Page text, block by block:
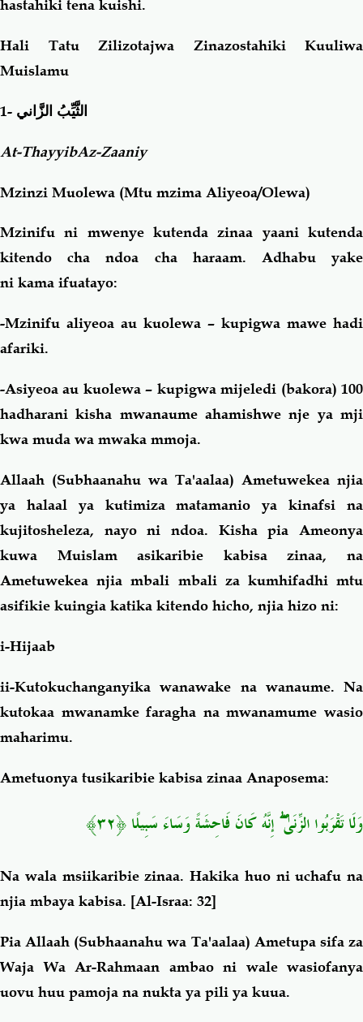
hastahiki tena kuishi.
Hali Tatu Zilizotajwa Zinazostahiki Kuuliwa
Muislamu
1- الثَّيِّبُ الزَّاني
At-ThayyibAz-Zaaniy
Mzinzi Muolewa (Mtu mzima Aliyeoa/Olewa)
Mzinifu ni mwenye kutenda zinaa yaani kutenda
kitendo cha ndoa cha haraam. Adhabu yake
ni kama ifuatayo:
-Mzinifu aliyeoa au kuolewa – kupigwa mawe hadi
afariki.
-Asiyeoa au kuolewa – kupigwa mijeledi (bakora) 100
hadharani kisha mwanaume ahamishwe nje ya mji
kwa muda wa mwaka mmoja.
Allaah (Subhaanahu wa Ta'aalaa) Ametuwekea njia
ya halaal ya kutimiza matamanio ya kinafsi na
kujitosheleza, nayo ni ndoa. Kisha pia Ameonya
kuwa Muislam asikaribie kabisa zinaa, na
Ametuwekea njia mbali mbali za kumhifadhi mtu
asifikie kuingia katika kitendo hicho, njia hizo ni:
i-Hijaab
ii-Kutokuchanganyika wanawake na wanaume. Na
kutokaa mwanamke faragha na mwanamume wasio
maharimu.
Ametuonya tusikaribie kabisa zinaa Anaposema:
وَلَا تَقْرَبُوا الزِّنَىٰ ۖ إِنَّهُ كَانَ فَاحِشَةً وَسَاءَ سَبِيلًا ﴿٣٢﴾
Na wala msiikaribie zinaa. Hakika huo ni uchafu na
njia mbaya kabisa. [Al-Israa: 32]
Pia Allaah (Subhaanahu wa Ta'aalaa) Ametupa sifa za
Waja Wa Ar-Rahmaan ambao ni wale wasiofanya
uovu huu pamoja na nukta ya pili ya kuua.